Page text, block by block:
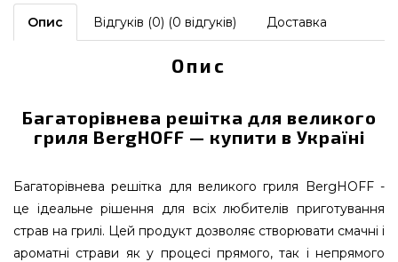
Опис Відгуків (0) (0 відгуків) Доставка
Опис
Багаторівнева решітка для великого
гриля BergHOFF — купити в Україні
Багаторівнева решітка для великого гриля BergHOFF -
це ідеальне рішення для всіх любителів приготування
страв на грилі. Цей продукт дозволяє створювати смачні і
ароматні страви як у процесі прямого, так і непрямого